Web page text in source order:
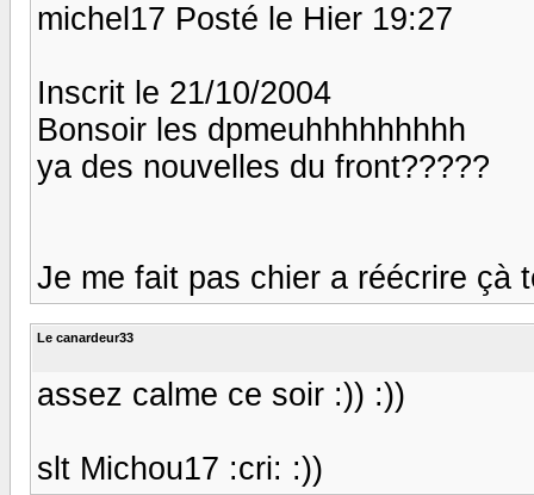
michel17 Posté le Hier 19:27
Inscrit le 21/10/2004
Bonsoir les dpmeuhhhhhhhhh
ya des nouvelles du front?????
Je me fait pas chier a réécrire çà
Le canardeur33
assez calme ce soir :)) :))
slt Michou17 :cri: :))